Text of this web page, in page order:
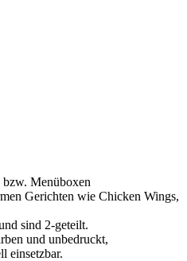
bzw. Menüboxen
Gerichten wie Chicken Wings,
sind 2-geteilt.
und unbedruckt,
einsetzbar.